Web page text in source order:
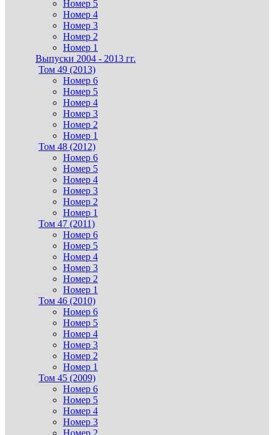
Номер 5
Номер 4
Номер 3
Номер 2
Номер 1
Выпуски 2004 - 2013 гг.
Том 49 (2013)
Номер 6
Номер 5
Номер 4
Номер 3
Номер 2
Номер 1
Том 48 (2012)
Номер 6
Номер 5
Номер 4
Номер 3
Номер 2
Номер 1
Том 47 (2011)
Номер 6
Номер 5
Номер 4
Номер 3
Номер 2
Номер 1
Том 46 (2010)
Номер 6
Номер 5
Номер 4
Номер 3
Номер 2
Номер 1
Том 45 (2009)
Номер 6
Номер 5
Номер 4
Номер 3
Номер 2